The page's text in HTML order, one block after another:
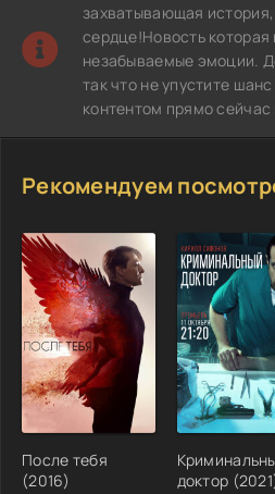
захватывающая
сердце!Новость которая
незабываемые эмоции.
так что не упустите
контентом прямо сейчас
Рекомендуем
После тебя
(2016)
доктор